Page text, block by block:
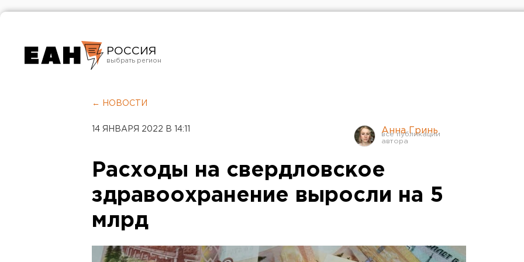
РОССИЯ
Челябинск
← НОВОСТИ
14 ЯНВАРЯ 2022 В 14:11 Анна Гринь
Расходы на свердловское
здравоохранение выросли на 5
млрд